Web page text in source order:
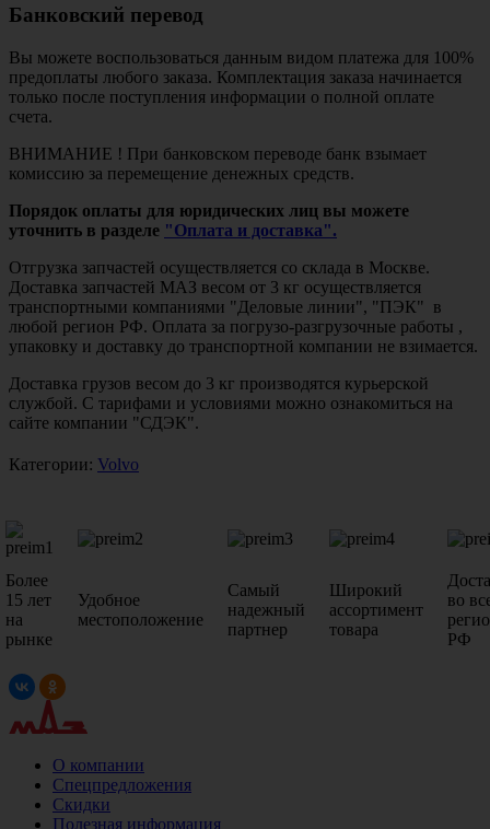
Банковский перевод
Вы можете воспользоваться данным видом платежа для 100%
предоплаты любого заказа. Комплектация заказа начинается
только после поступления информации о полной оплате
счета.
ВНИМАНИЕ ! При банковском переводе банк взымает
комиссию за перемещение денежных средств.
Порядок оплаты для юридических лиц вы можете
уточнить в разделе "Оплата и доставка".
Отгрузка запчастей осуществляется со склада в Москве.
Доставка запчастей МАЗ весом от 3 кг осуществляется
транспортными компаниями "Деловые линии", "ПЭК" в
любой регион РФ. Оплата за погрузо-разгрузочные работы ,
упаковку и доставку до транспортной компании не взимается.
Доставка грузов весом до 3 кг производятся курьерской
службой. С тарифами и условиями можно ознакомиться на
сайте компании "СДЭК".
Категории: Volvo
Более
15 лет
на
рынке
Удобное
местоположение
Самый
надежный
партнер
Широкий
ассортимент
товара
во
РФ
О компании
Спецпредложения
Скидки
Полезная информация